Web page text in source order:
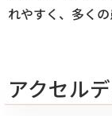
れやすく、多く
アクセル